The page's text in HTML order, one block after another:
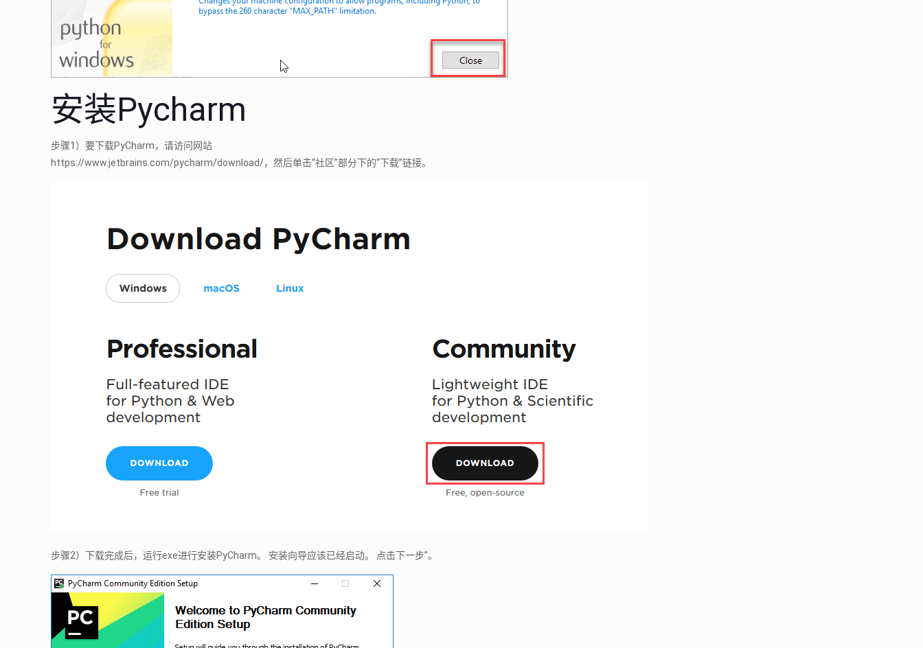
安装Pycharm
步骤1）要下载PyCharm，请访问网站
https://www.jetbrains.com/pycharm/download/，然后单击“社区”部分下的“下载”链接。
步骤2）下载完成后，运行exe进行安装PyCharm。 安装向导应该已经启动。 点击下一步”。